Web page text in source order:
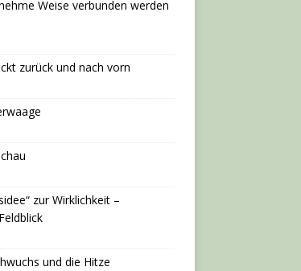
Weise verbunden werden
zurück und nach vorn
zur Wirklichkeit –
und die Hitze